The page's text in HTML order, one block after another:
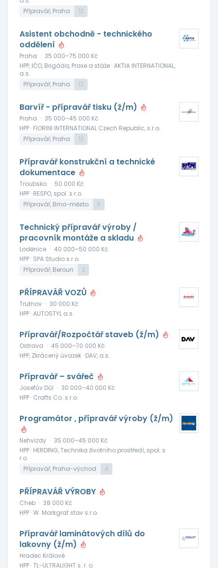
Přípravář, Praha
13
Asistent obchodně - technického
oddělení
Praha · 35 000–75 000 Kč
HPP, IČO, Brigáda, Praxe a stáže · AKTIA INTERNATIONAL,
a.s.
Přípravář, Praha
13
Barvíř - přípravář tisku (ž/m)
Praha · 35 000–45 000 Kč
HPP · FIORINI INTERNATIONAL Czech Republic, s.r.o.
Přípravář, Praha
13
Přípravář konstrukční a technické
dokumentace
Troubsko · 50 000 Kč
HPP · RESPO, spol. s r.o.
Přípravář, Brno-město
5
Technický přípravář výroby /
pracovník montáže a skladu
Loděnice · 40 000–50 000 Kč
HPP · SPA Studio s.r.o.
Přípravář, Beroun
2
PŘÍPRAVÁŘ VOZŮ
Trutnov · 30 000 Kč
HPP · AUTOSTYL a.s.
Přípravář/Rozpočtář staveb (ž/m)
Ostrava · 45 000–70 000 Kč
HPP, Zkrácený úvazek · DAV, a.s.
Přípravář – svářeč
Josefův Důl · 30 000–40 000 Kč
HPP · Crafts Co. s.r.o.
Programátor , přípravář výroby (ž/m)
Nehvizdy · 35 000–45 000 Kč
HPP · HERDING, Technika životního prostředí, spol. s
r.o.
Přípravář, Praha-východ
4
PŘÍPRAVÁŘ VÝROBY
Cheb · 38 000 Kč
HPP · W. Markgraf stav s.r.o.
Přípravář laminátových dílů do
lakovny (ž/m)
Hradec Králové
HPP · TL-ULTRALIGHT s. r. o.